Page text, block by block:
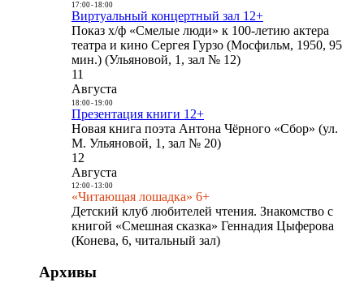
17:00- 18:00
Виртуальный концертный зал 12+
Показ х/ф «Смелые люди» к 100-летию актера
театра и кино Сергея Гурзо (Мосфильм, 1950, 95
мин.) (Ульяновой, 1, зал № 12)
11
Августа
18:00- 19:00
Презентация книги 12+
Новая книга поэта Антона Чёрного «Сбор» (ул.
М. Ульяновой, 1, зал № 20)
12
Августа
12:00- 13:00
«Читающая лошадка» 6+
Детский клуб любителей чтения. Знакомство с
книгой «Смешная сказка» Геннадия Цыферова
(Конева, 6, читальный зал)
Архивы